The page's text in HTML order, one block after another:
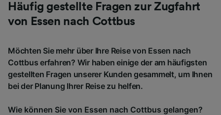
Häufig gestellte Fragen zur Zugfahrt
von Essen nach Cottbus
Möchten Sie mehr über Ihre Reise von Essen nach
Cottbus erfahren? Wir haben einige der am häufigsten
gestellten Fragen unserer Kunden gesammelt, um Ihnen
bei der Planung Ihrer Reise zu helfen.
Wie können Sie von Essen nach Cottbus gelangen?